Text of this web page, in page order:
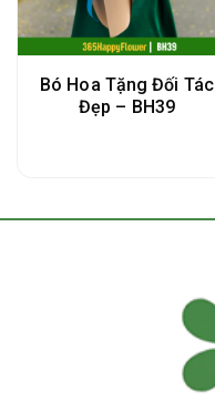
Bó Hoa Tặng Đối Tác
Đẹp – BH39